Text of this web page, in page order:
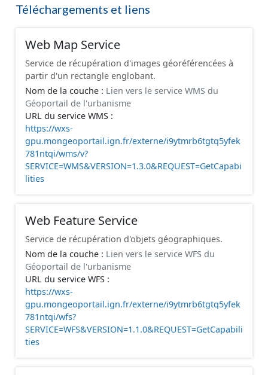
Téléchargements et liens
Web Map Service
Service de récupération d'images géoréférencées à
partir d'un rectangle englobant.
Nom de la couche : Lien vers le service WMS du
Géoportail de l'urbanisme
URL du service WMS :
https://wxs-
gpu.mongeoportail.ign.fr/externe/i9ytmrb6tgtq5yfek
781ntqi/wms/v?
SERVICE=WMS&VERSION=1.3.0&REQUEST=GetCapabi
lities
Web Feature Service
Service de récupération d'objets géographiques.
Nom de la couche : Lien vers le service WFS du
Géoportail de l'urbanisme
URL du service WFS :
https://wxs-
gpu.mongeoportail.ign.fr/externe/i9ytmrb6tgtq5yfek
781ntqi/wfs?
SERVICE=WFS&VERSION=1.1.0&REQUEST=GetCapabili
ties